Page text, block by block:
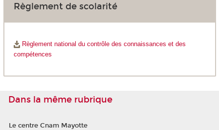
Règlement de scolarité
Règlement national du contrôle des connaissances et des
compétences
Dans la même rubrique
Le centre Cnam Mayotte